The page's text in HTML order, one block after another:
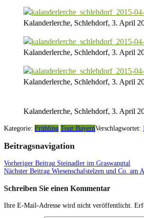
Kalanderlerche, Schlehdorf, 3. April
Kalanderlerche, Schlehdorf, 3. April
Kalanderlerche, Schlehdorf, 3. April
Kalanderlerche, Schlehdorf, 3. April
Kategorie: Frühling Tour BayernVerschlagwortet:
Beitragsnavigation
Vorheriger Beitrag Steinadler im Graswangtal
Nächster Beitrag Wiesenschafstelzen und Co. am
Schreiben Sie einen Kommentar
Ihre E-Mail-Adresse wird nicht veröffentlicht.